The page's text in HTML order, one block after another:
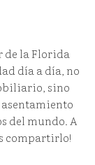
de la Florida
día a día, no
sino
del mundo. A
compartirlo!